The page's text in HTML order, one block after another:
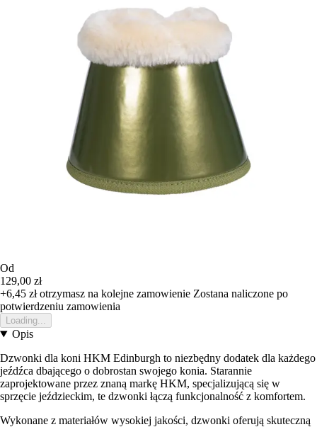
Od
129,00 zł
+6,45 złotrzymasz na kolejne zamowienie Zostana naliczone po
potwierdzeniu zamowienia
Loading...
Opis
Dzwonki dla koni HKM Edinburgh to niezbędny dodatek dla każdego
jeźdźca dbającego o dobrostan swojego konia. Starannie
zaprojektowane przez znaną markę HKM, specjalizującą się w
sprzęcie jeździeckim, te dzwonki łączą funkcjonalność z komfortem.
Wykonane z materiałów wysokiej jakości, dzwonki oferują skuteczną